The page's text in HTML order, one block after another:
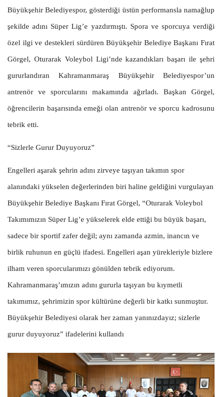
Büyükşehir Belediyespor, gösterdiği üstün performansla namağlup
şekilde adını Süper Lig’e yazdırmıştı. Spora ve sporcuya verdiği
özel ilgi ve destekleri sürdüren Büyükşehir Belediye Başkanı Fırat
Görgel, Oturarak Voleybol Ligi’nde kazandıkları başarı ile şehri
gururlandıran Kahramanmaraş Büyükşehir Belediyespor’un
antrenör ve sporcularını makamında ağırladı. Başkan Görgel,
öğrencilerin başarısında emeği olan antrenör ve sporcu kadrosunu
tebrik etti.
“Sizlerle Gurur Duyuyoruz”
Engelleri aşarak şehrin adını zirveye taşıyan takımın spor
alanındaki yükselen değerlerinden biri haline geldiğini vurgulayan
Büyükşehir Belediye Başkanı Fırat Görgel, “Oturarak Voleybol
Takımımızın Süper Lig’e yükselerek elde ettiği bu büyük başarı,
sadece bir sportif zafer değil; aynı zamanda azmin, inancın ve
birlik ruhunun en güçlü ifadesi. Engelleri aşan yürekleriyle bizlere
ilham veren sporcularımızı gönülden tebrik ediyorum.
Kahramanmaraş’ımızın adını gururla taşıyan bu kıymetli
takımımız, şehrimizin spor kültürüne değerli bir katkı sunmuştur.
Büyükşehir Belediyesi olarak her zaman yanınızdayız; sizlerle
gurur duyuyoruz” ifadelerini kullandı